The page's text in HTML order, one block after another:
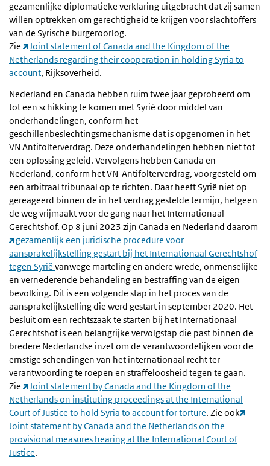
gezamenlijke diplomatieke verklaring uitgebracht dat zij samen
willen optrekken om gerechtigheid te krijgen voor slachtoffers
van de Syrische burgeroorlog.
Zie
Joint statement of Canada and the Kingdom of the
Netherlands regarding their cooperation in holding Syria to
account, Rijksoverheid.
Nederland en Canada hebben ruim twee jaar geprobeerd om
tot een schikking te komen met Syrië door middel van
onderhandelingen, conform het
geschillenbeslechtingsmechanisme dat is opgenomen in het
VN Antifolterverdrag. Deze onderhandelingen hebben niet tot
een oplossing geleid. Vervolgens hebben Canada en
Nederland, conform het VN-Antifolterverdrag, voorgesteld om
een arbitraal tribunaal op te richten. Daar heeft Syrië niet op
gereageerd binnen de in het verdrag gestelde termijn, hetgeen
de weg vrijmaakt voor de gang naar het Internationaal
Gerechtshof. Op 8 juni 2023 zijn Canada en Nederland daarom
gezamenlijk een juridische procedure voor
aansprakelijkstelling gestart bij het Internationaal Gerechtshof
tegen Syrië vanwege marteling en andere wrede, onmenselijke
en vernederende behandeling en bestraffing van de eigen
bevolking. Dit is een volgende stap in het proces van de
aansprakelijkstelling die werd gestart in september 2020. Het
besluit om een rechtszaak te starten bij het Internationaal
Gerechtshof is een belangrijke vervolgstap die past binnen de
bredere Nederlandse inzet om de verantwoordelijken voor de
ernstige schendingen van het internationaal recht ter
verantwoording te roepen en straffeloosheid tegen te gaan.
Zie
Joint statement by Canada and the Kingdom of the
Netherlands on instituting proceedings at the International
Court of Justice to hold Syria to account for torture. Zie ook
Joint statement by Canada and the Netherlands on the
provisional measures hearing at the International Court of
Justice.